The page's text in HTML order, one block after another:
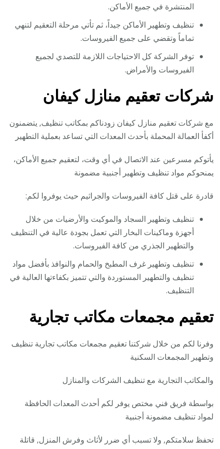
المنتشرة في جميع الأماكن.
تنظيف وتطهير الأماكن جيداً، ثم تأتي مرحلة التعقيم لتنهي
تماماً وتقضي على جميع الفيروسات.
توفر الشركة كل الاحتياجات اللازمة للتصدي لجميع
الفيروسات والأمراض.
شركات تعقيم منازل كيفان
مع شركات تعقيم منازل كيفان زودناكم بمكاتب تنظيف, يتضمنون
أكفأ العمالة المحملة بأحدث المعدات التي تساعد بعملية التطهير
يأتوكم مسرعين عند الاتصال في أي وقت، لتعقيم جميع الأماكن،
يمنحوكم مواد تنظيف وتطهير أجنبية مضمونة
قادرة على قتل كافة الفيروسات والجراثيم حيث يوفروا لكم:
تنظيف وتطهير السجاد والموكيت والأرضيات من خلال
أجهزة وماكينات البخار التي تعمل بجودة عالية في التنظيف
والتطهير الجذري من كافة الفيروسات.
تنظيف وتطهير غرف المطبخ والحمام والنوافذ بأفضل مواد
تنظيف والتطهير المستوردة والتي تتميز بكفاءتها العالية في
التنظيف.
تعقيم مجمعات مكاتب تجارية
وفرنا لكم من خلال شركتنا تعقيم مجمعات مكاتب تجارية تنظيف
وتطهير المجمعات السكنية
والمكاتب التجارية مع تنظيف الشركات والمنازل
بواسطة فريق فني مختص يوفر لكم أحدث المعدات الحافظة
لمواد تنظيف مضمونة أجنبية
تحفظ سلامتكم, ولا تسبب أي ضرر لأثاث وفرش المنزل, قاتلة